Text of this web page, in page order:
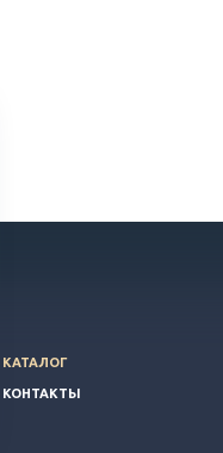
КАТАЛОГ
КОНТАКТЫ